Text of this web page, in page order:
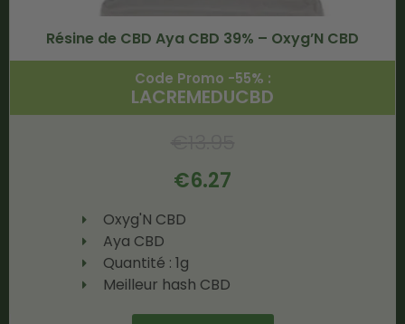
Résine de CBD Aya CBD 39% – Oxyg’N CBD
Code Promo -55% :
LACREMEDUCBD
€6.27
Oxyg'N CBD
Aya CBD
Quantité : 1g
Meilleur hash CBD